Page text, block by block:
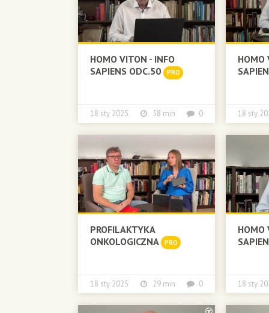
HOMO VITON - INFO
SAPIENS ODC.50
PRO
18 sty 2025 58 min 0
HOMO
18 sty
PROFILAKTYKA
ONKOLOGICZNA
PRO
18 sty 2025 29 min 0
HOMO
18 sty